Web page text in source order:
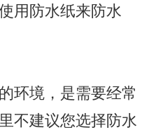
用防水纸来防水
境，是需要经常
不建议您选择防水